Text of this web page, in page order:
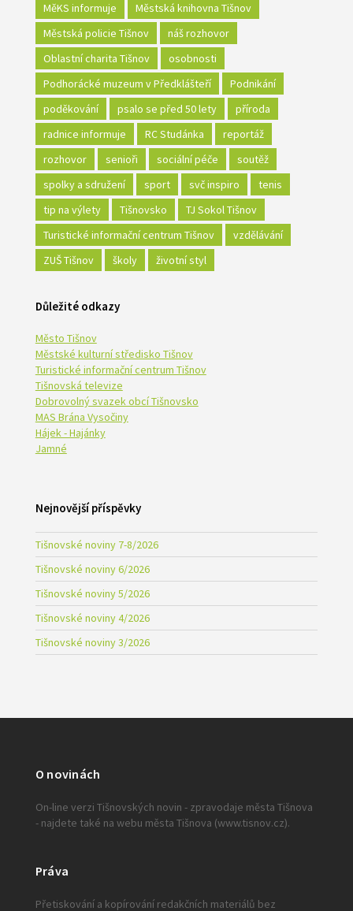
MěKS informuje
Městská knihovna Tišnov
Městská policie Tišnov
náš rozhovor
Oblastní charita Tišnov
osobnosti
Podhorácké muzeum v Předklášteří
Podnikání
poděkování
psalo se před 50 lety
příroda
radnice informuje
RC Studánka
reportáž
rozhovor
senioři sociální péče
soutěž
spolky a sdružení
sport svč inspiro
tenis
tip na výlety
Tišnovsko
TJ Sokol Tišnov
Turistické informační centrum Tišnov
vzdělávání
ZUŠ Tišnov
školy životní styl
Důležité odkazy
Město Tišnov
Městské kulturní středisko Tišnov
Turistické informační centrum Tišnov
Tišnovská televize
Dobrovolný svazek obcí Tišnovsko
MAS Brána Vysočiny
Hájek - Hajánky
Jamné
Nejnovější příspěvky
Tišnovské noviny 7-8/2026
Tišnovské noviny 6/2026
Tišnovské noviny 5/2026
Tišnovské noviny 4/2026
Tišnovské noviny 3/2026
O novinách
On-line verzi Tišnovských novin - zpravodaje města Tišnova
- najdete také na webu města Tišnova (www.tisnov.cz).
Práva
Přetiskování a kopírování redakčních materiálů bez